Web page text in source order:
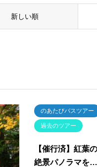
新しい順
のあたびバスツアー
過去のツアー
【催行済】紅葉
絶景パノラマを…